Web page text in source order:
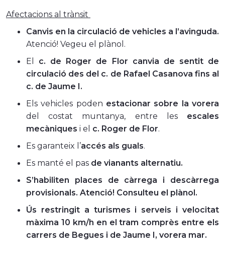
Afectacions al trànsit
Canvis en la circulació de vehicles a l’avinguda.
Atenció! Vegeu el plànol.
El c. de Roger de Flor canvia de sentit de
circulació des del c. de Rafael Casanova fins al
c. de Jaume I.
Els vehicles poden estacionar sobre la vorera
del costat muntanya, entre les escales
mecàniques i el c. Roger de Flor.
Es garanteix l’accés als guals.
Es manté el pas de vianants alternatiu.
S’habiliten places de càrrega i descàrrega
provisionals. Atenció! Consulteu el plànol.
Ús restringit a turismes i serveis i velocitat
màxima 10 km/h en el tram comprès entre els
carrers de Begues i de Jaume I, vorera mar.